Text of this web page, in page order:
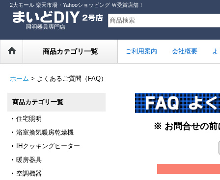
2大モール 楽天市場・Yahooショッピング Ｗ受賞店舗！
商品カテゴリ一覧 ご利用案内 会社概要
ホーム > よくあるご質問（FAQ）
商品カテゴリ一覧
住宅照明
浴室換気暖房乾燥機
IHクッキングヒーター
暖房器具
空調機器
※ お問合せの前